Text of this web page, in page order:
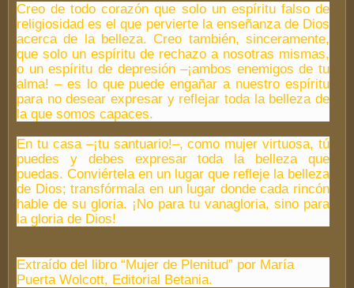
Creo de todo corazón que solo un espíritu falso de
religiosidad es el que pervierte la enseñanza de Dios
acerca de la belleza. Creo también, sinceramente,
que solo un espíritu de rechazo a nosotras mismas,
o un espíritu de depresión –¡ambos enemigos de tu
alma! – es lo que puede engañar a nuestro espíritu
para no desear expresar y reflejar toda la belleza de
la que somos capaces.
En tu casa –¡tu santuario!–, como mujer virtuosa, tú
puedes y debes expresar toda la belleza que
puedas. Conviértela en un lugar que refleje la belleza
de Dios; transfórmala en un lugar donde cada rincón
hable de su gloria. ¡No para tu vanagloria, sino para
la gloria de Dios!
Extraído del libro “Mujer de Plenitud” por María
Puerta Wolcott, Editorial Betania.